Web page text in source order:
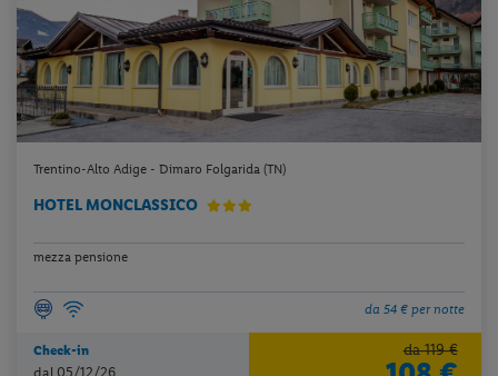
Trentino-Alto Adige - Dimaro Folgarida (TN)
HOTEL MONCLASSICO
mezza pensione
da 54 € per notte
Check-in
dal 05/12/26
da 119 €